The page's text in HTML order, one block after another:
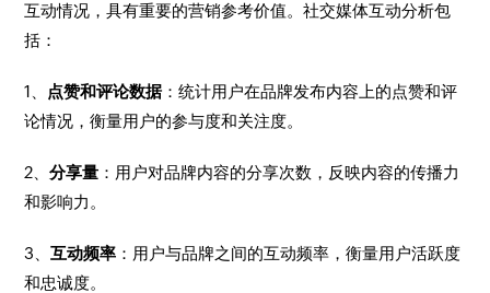
互动情况，具有重要的营销参考价值。社交媒体互动分析包
括：
1、 点赞和评论数据 ：统计用户在品牌发布内容上的点赞和评
论情况，衡量用户的参与度和关注度。
2、分享量 ：用户对品牌内容的分享次数，反映内容的传播力
和影响力。
3、互动频率 ：用户与品牌之间的互动频率，衡量用户活跃度
和忠诚度。